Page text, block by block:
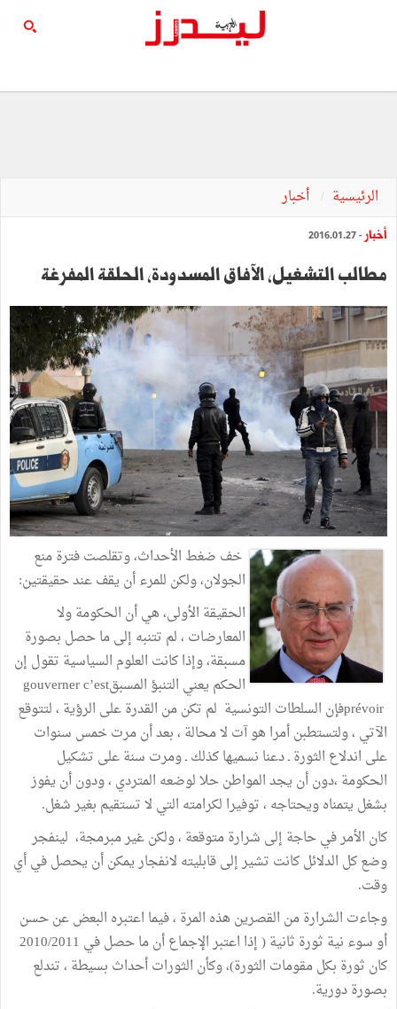
الرئيسية أخبار
أخبار - 2016.01.27
مطالب التشغيل، الآفاق المسدودة، الحلقة المفرغة
خف ضغط الأحداث، وتقلصت فترة منع
الجولان، ولكن للمرء أن يقف عند حقيقتين:
الحقيقة الأولى، هي أن الحكومة ولا
المعارضات ، لم تتنبه إلى ما حصل بصورة
مسبقة، وإذا كانت العلوم السياسية تقول إن
الحكم يعني التنبؤ المسبقgouverner c’est
prévoirفإن السلطات التونسية لم تكن من القدرة على الرؤية ، لتتوقع
الآتي ، ولتستطبن أمرا هو آت لا محالة ، بعد أن مرت خمس سنوات
على اندلاع الثورة ـ دعنا نسميها كذلك ـ ومرت سنة على تشكيل
الحكومة ،دون أن يجد المواطن حلا لوضعه المتردي ، ودون أن يفوز
بشغل يتمناه ويحتاجه ، توفيرا لكرامته التي لا تستقيم بغير شغل.
كان الأمر في حاجة إلى شرارة متوقعة ، ولكن غير مبرمجة، لينفجر
وضع كل الدلائل كانت تشير إلى قابليته لانفجار يمكن أن يحصل في أي
وقت.
وجاءت الشرارة من القصرين هذه المرة ، فيما اعتبره البعض عن حسن
أو سوء نية ثورة ثانية ( إذا اعتبر الإجماع أن ما حصل في 2010/2011
كان ثورة بكل مقومات الثورة)، وكأن الثورات أحداث بسيطة ، تندلع
بصورة دورية.